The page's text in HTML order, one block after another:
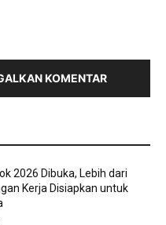
KOMENTAR
2026 Dibuka, Lebih dari
Kerja Disiapkan untuk